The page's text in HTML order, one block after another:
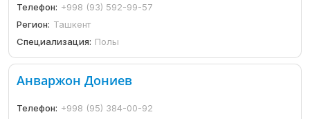
Телефон: +998 (93) 592-99-57
Регион: Ташкент
Специализация: Полы
Анваржон Дониев
Телефон: +998 (95) 384-00-92